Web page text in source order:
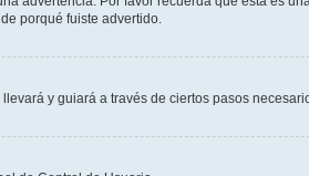
porqué fuiste advertido.
y guiará a través de ciertos pasos